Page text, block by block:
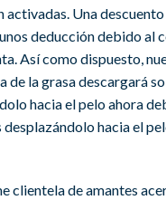
activadas. Una
deducción debido al
Así­ como dispuesto,
de la grasa descargará
hacia el pelo ahora
hacia el
clientela de amantes